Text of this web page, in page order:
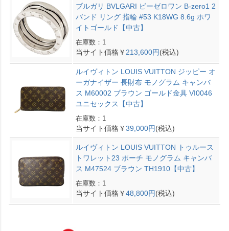
ブルガリ BVLGARI ビーゼロワン B-zero1 2
バンド リング 指輪 #53 K18WG 8.6g ホワ
イトゴールド【中古】
在庫数：1
当サイト価格￥ 213,600円(税込)
ルイヴィトン LOUIS VUITTON ジッピー オ
ーガナイザー 長財布 モノグラム キャンバ
ス M60002 ブラウン ゴールド金具 VI0046
ユニセックス【中古】
在庫数：1
当サイト価格￥39,000円(税込)
ルイヴィトン LOUIS VUITTON トゥルース
トワレット23 ポーチ モノグラム キャンバ
ス M47524 ブラウン TH1910【中古】
在庫数：1
当サイト価格￥48,800円(税込)